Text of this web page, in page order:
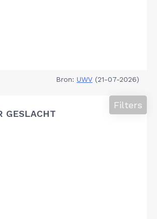
Bron: UWV (21-07-2026)
GESLACHT
Filters